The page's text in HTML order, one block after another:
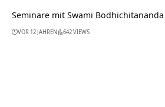
Seminare mit Swami Bodhichitananda
VOR 12 JAHREN 642 VIEWS